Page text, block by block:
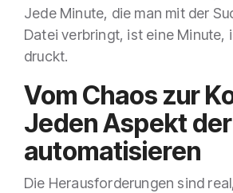
Jede Minute, die man mit der
Datei verbringt, ist eine Minute,
druckt.
Vom Chaos zur
Jeden Aspekt
automatisieren
Die Herausforderungen sind